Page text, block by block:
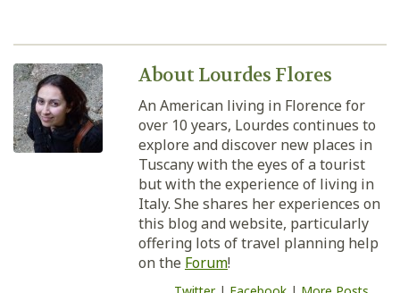
About Lourdes Flores
An American living in Florence for
over 10 years, Lourdes continues to
explore and discover new places in
Tuscany with the eyes of a tourist
but with the experience of living in
Italy. She shares her experiences on
this blog and website, particularly
offering lots of travel planning help
on the Forum!